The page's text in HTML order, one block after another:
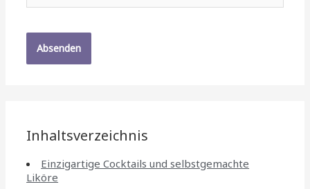
Inhaltsverzeichnis
Einzigartige Cocktails und selbstgemachte
Liköre